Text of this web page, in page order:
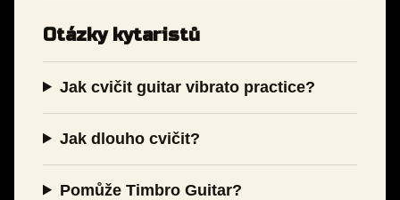
Otázky kytaristů
Jak cvičit guitar vibrato practice?
Jak dlouho cvičit?
Pomůže Timbro Guitar?